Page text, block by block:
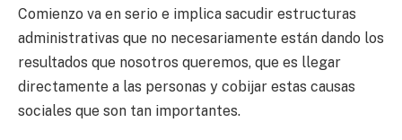
Comienzo va en serio e implica sacudir estructuras
administrativas que no necesariamente están dando los
resultados que nosotros queremos, que es llegar
directamente a las personas y cobijar estas causas
sociales que son tan importantes.